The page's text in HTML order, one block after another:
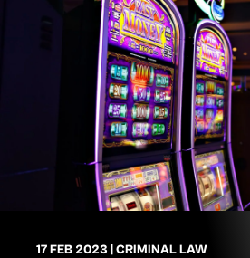
17 FEB 2023 CRIMINAL LAW